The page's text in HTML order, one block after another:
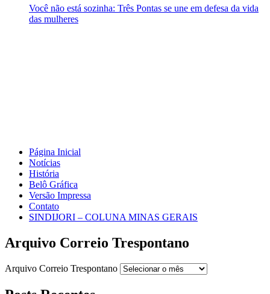
Você não está sozinha: Três Pontas se une em defesa da vida
das mulheres
Página Inicial
Notícias
História
Belô Gráfica
Versão Impressa
Contato
SINDIJORI – COLUNA MINAS GERAIS
Arquivo Correio Trespontano
Arquivo Correio Trespontano